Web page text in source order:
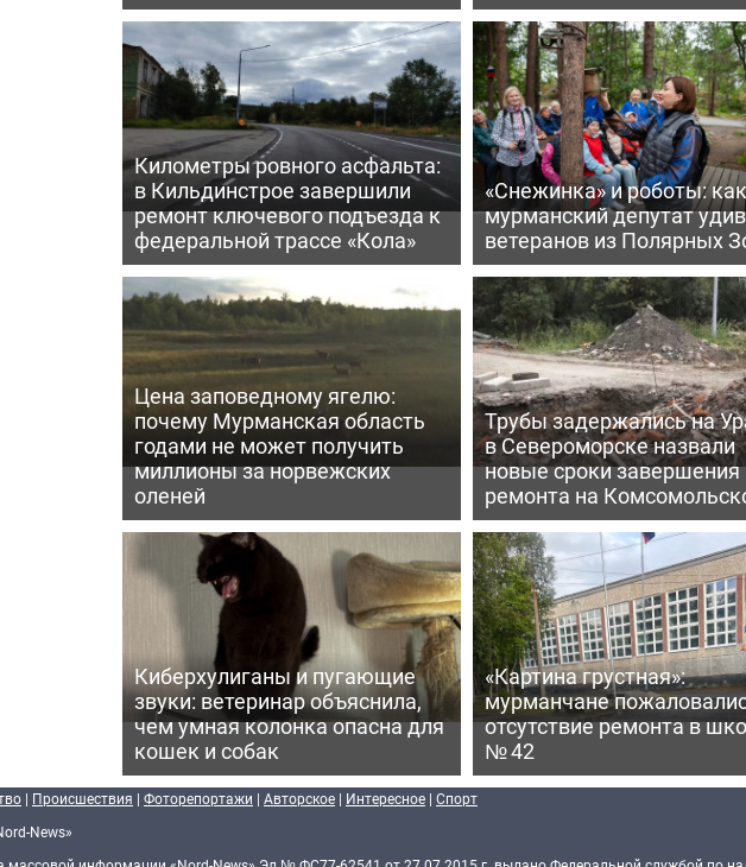
Километры ровного асфальта:
в Кильдинстрое завершили
ремонт ключевого подъезда к
федеральной трассе «Кола»
«Снежинка» и роботы: как
мурманский депутат
ветеранов из Полярных
Цена заповедному ягелю:
почему Мурманская область
годами не может получить
миллионы за норвежских
оленей
Трубы задержались на
в Североморске назвали
новые сроки завершения
ремонта на
Киберхулиганы и пугающие
звуки: ветеринар объяснила,
чем умная колонка опасна для
кошек и собак
«Картина грустная»:
мурманчане
отсутствие ремонта в
№ 42
| Происшествия | Фоторепортажи | Авторское | Интересное | Спорт
News»